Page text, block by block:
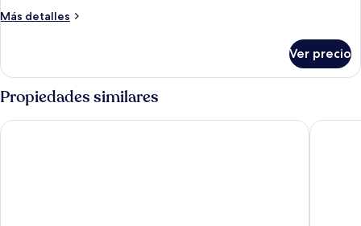
no
Más detalles
Más
Premium,
para
no
fumadores
(Plus)
Ver precio
Propiedades similares
Toyoko Inn Tokyo Fussa Station Higashi Toyoko